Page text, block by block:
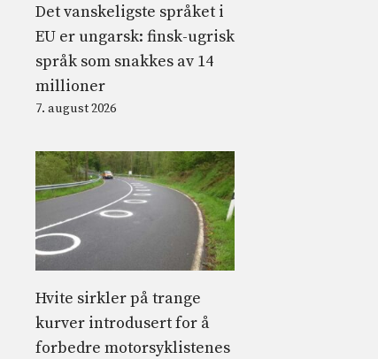
Det vanskeligste språket i
EU er ungarsk: finsk-ugrisk
språk som snakkes av 14
millioner
7. august 2026
Hvite sirkler på trange
kurver introdusert for å
forbedre motorsyklistenes